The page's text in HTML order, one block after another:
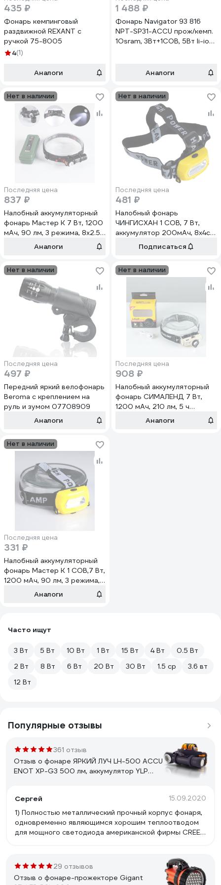
435 ₽
Фонарь кемпинговый
раздвижной REXANT с
ручкой 75-8005
4(1)
Аналоги
1 488 ₽
Фонарь Navigator 93 816
NPT-SP31-ACCU прож/кемп.
1Osram, 3Вт+1COB, 5Вт li-ion
Аналоги
Нет в наличии
Последняя цена
837 ₽
Налобный аккумуляторный
фонарь Мастер К 7 Вт, 1200
мАч, 90 лм, 3 режима, 8x2.5
см, USB 4404247
Аналоги
Нет в наличии
Последняя цена
481 ₽
Налобный фонарь
ЧИНГИСХАН 1 COB, 7 Вт,
аккумулятор 200мАч, 8х4см,
пластик, 3 режима 221-006
Подписаться
Нет в наличии
Последняя цена
497 ₽
Передний яркий велофонарь
Beroma с креплением на
руль и зумом 07708909
Аналоги
Нет в наличии
Последняя цена
908 ₽
Налобный аккумуляторный
фонарь СИМАЛЕНД 7 Вт,
1200 мАч, 210 лм, 5 ч
работы, zoom, индикатор
Аналоги
Нет в наличии
Последняя цена
331 ₽
Налобный аккумуляторный
фонарь Мастер К 1 СОВ,7 Вт,
1200 мАч, 90 лм, 3 режима,
7.5x4.5 см 4404248
Аналоги
Часто ищут
3 Вт 5 Вт 10 Вт 1 Вт 15 Вт 4 Вт
0.5 Вт
2 Вт
8 Вт 6 Вт 20 Вт 30 Вт 1.5 ср
3.6 вт
12 Вт
Популярные отзывы
361 отзыв
Отзыв о фонаре ЯРКИЙ ЛУЧ LH-500 ACCU
ENOT XP-G3 500 лм, аккумулятор YLP
Сергей
15.09.2020
1) Полностью металлический прочный корпус фонаря,
одновременно являющимся хорошим теплоотводом
для мощного светодиода американской фирмы CREE;
дополнительный режим включается чуть более
длинным нажатием – 25 люмен. 3) Высокая
максимальная яркость; 4) Широкая и равномерная
29 отзывов
Отзыв о фонаре-прожекторе Gigant